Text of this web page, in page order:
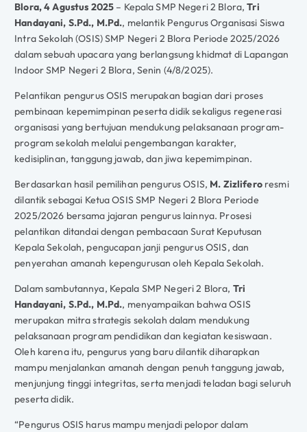
Blora, 4 Agustus 2025 – Kepala SMP Negeri 2 Blora,Tri
Handayani, S.Pd., M.Pd., melantik Pengurus Organisasi Siswa
Intra Sekolah (OSIS) SMP Negeri 2 Blora Periode 2025/2026
dalam sebuah upacara yang berlangsung khidmat di Lapangan
Indoor SMP Negeri 2 Blora, Senin (4/8/2025).
Pelantikan pengurus OSIS merupakan bagian dari proses
pembinaan kepemimpinan peserta didik sekaligus regenerasi
organisasi yang bertujuan mendukung pelaksanaan program-
program sekolah melalui pengembangan karakter,
kedisiplinan, tanggung jawab, dan jiwa kepemimpinan.
Berdasarkan hasil pemilihan pengurus OSIS, M. Zizliferoresmi
dilantik sebagai Ketua OSIS SMP Negeri 2 Blora Periode
2025/2026 bersama jajaran pengurus lainnya. Prosesi
pelantikan ditandai dengan pembacaan Surat Keputusan
Kepala Sekolah, pengucapan janji pengurus OSIS, dan
penyerahan amanah kepengurusan oleh Kepala Sekolah.
Dalam sambutannya, Kepala SMP Negeri 2 Blora, Tri
Handayani, S.Pd., M.Pd., menyampaikan bahwa OSIS
merupakan mitra strategis sekolah dalam mendukung
pelaksanaan program pendidikan dan kegiatan kesiswaan.
Oleh karena itu, pengurus yang baru dilantik diharapkan
mampu menjalankan amanah dengan penuh tanggung jawab,
menjunjung tinggi integritas, serta menjadi teladan bagi seluruh
peserta didik.
“Pengurus OSIS harus mampu menjadi pelopor dalam